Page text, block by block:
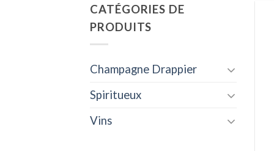
CATÉGORIES DE
PRODUITS
Champagne Drappier
Spiritueux
Vins